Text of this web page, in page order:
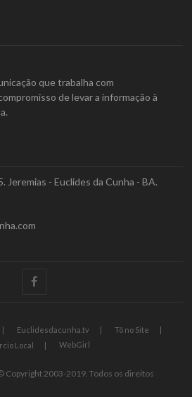
que trabalha com
de levar a informação à
Jeremias - Euclides da Cunha - BA.
facebook
Euclidesdacunha.tv
Tô no Site
Local
WebGirl
Copyright 2003-2019. Todos os direitos